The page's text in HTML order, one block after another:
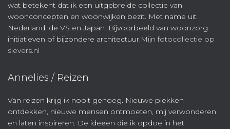
wat betekent dat ik een uitgebreide collectie van
woonconcepten en woonwijken bezit. Met name uit
Nederland, de VS en Japan. Bijvoorbeeld van woonzorg
initiatieven of bijzondere architectuur.Mijn fotocollectie op
sievers.nl
Annelies / Reizen
Van reizen krijg ik nooit genoeg. Nieuwe plekken
ontdekken, nieuwe mensen ontmoeten, mij verwonderen
en laten inspireren. De ideeën die ik opdoe in het